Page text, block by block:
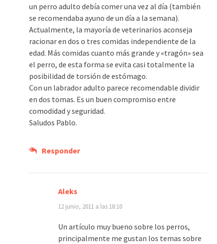
un perro adulto debía comer una vez al día (también
se recomendaba ayuno de un día a la semana).
Actualmente, la mayoría de veterinarios aconseja
racionar en dos o tres comidas independiente de la
edad. Más comidas cuanto más grande y «tragón» sea
el perro, de esta forma se evita casi totalmente la
posibilidad de torsión de estómago.
Con un labrador adulto parece recomendable dividir
en dos tomas. Es un buen compromiso entre
comodidad y seguridad.
Saludos Pablo.
Responder
Aleks
12 junio, 2011 a las 18:10
Un artículo muy bueno sobre los perros,
principalmente me gustan los temas sobre